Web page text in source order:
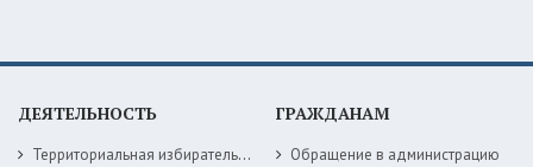
ДЕЯТЕЛЬНОСТЬ
Территориальная избирательная комиссия
ГРАЖДАНАМ
Обращение в администрацию